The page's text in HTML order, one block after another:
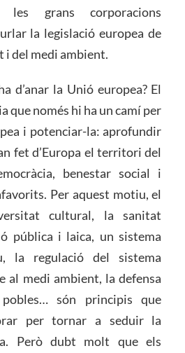
grans corporacions
la legislació europea de
i del medi ambient.
d’anar la Unió europea? El
que només hi ha un camí per
i potenciar-la: aprofundir
fet d’Europa el territori del
benestar social i
Per aquest motiu, el
cultural, la sanitat
pública i laica, un sistema
la regulació del sistema
al medi ambient, la defensa
són principis que
per tornar a seduir la
Però dubt molt que els